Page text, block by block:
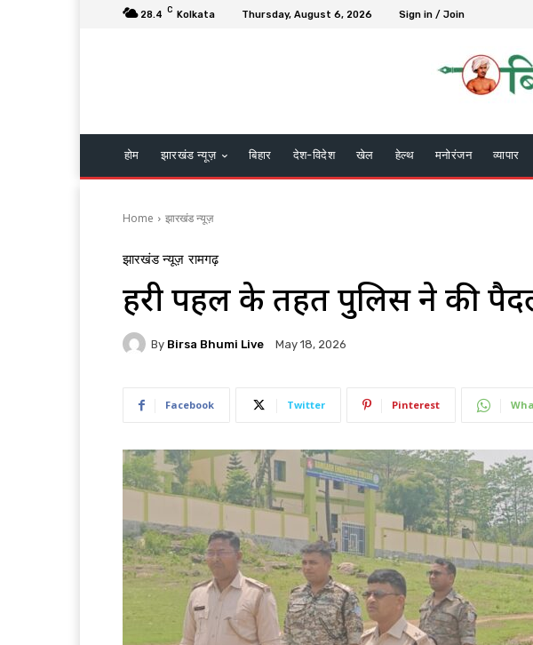
28.4 C Kolkata Thursday, August 6, 2026 Sign in / Join
होम झारखंड न्यूज़ बिहार देश-विदेश खेल हेल्थ मनोरंजन व्यापार
Home झारखंड न्यूज़
झारखंड न्यूज़ रामगढ़
प्रहरी पहल के तहत पुलिस ने की
By Birsa Bhumi Live May 18, 2026
Facebook Twitter Pinterest